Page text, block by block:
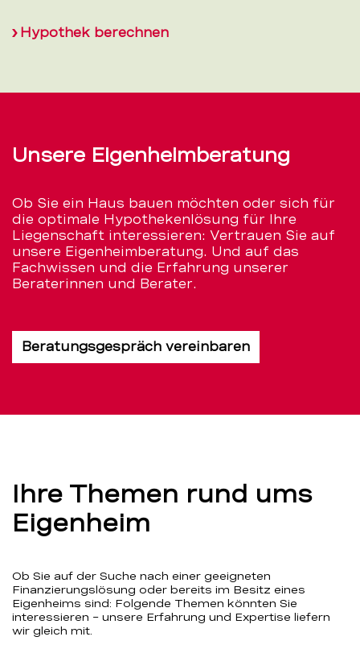
Hypothek berechnen
Unsere Eigenheimberatung
Ob Sie ein Haus bauen möchten oder sich für
die optimale Hypothekenlösung für Ihre
Liegenschaft interessieren: Vertrauen Sie auf
unsere Eigenheimberatung. Und auf das
Fachwissen und die Erfahrung unserer
Beraterinnen und Berater.
Beratungsgespräch vereinbaren
Ihre Themen rund ums
Eigenheim
Ob Sie auf der Suche nach einer geeigneten
Finanzierungslösung oder bereits im Besitz eines
Eigenheims sind: Folgende Themen könnten Sie
interessieren – unsere Erfahrung und Expertise liefern
wir gleich mit.